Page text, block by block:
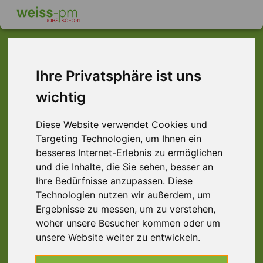
Ihre Privatsphäre ist uns
wichtig
Diese Website verwendet Cookies und
Targeting Technologien, um Ihnen ein
besseres Internet-Erlebnis zu ermöglichen
und die Inhalte, die Sie sehen, besser an
Ihre Bedürfnisse anzupassen. Diese
Technologien nutzen wir außerdem, um
Ergebnisse zu messen, um zu verstehen,
woher unsere Besucher kommen oder um
unsere Website weiter zu entwickeln.
Dieser Job ist leider
nicht mehr verfügbar ...
... aber vielleicht ist hier etwas dabei:
Kommissionierer (m/w/d)